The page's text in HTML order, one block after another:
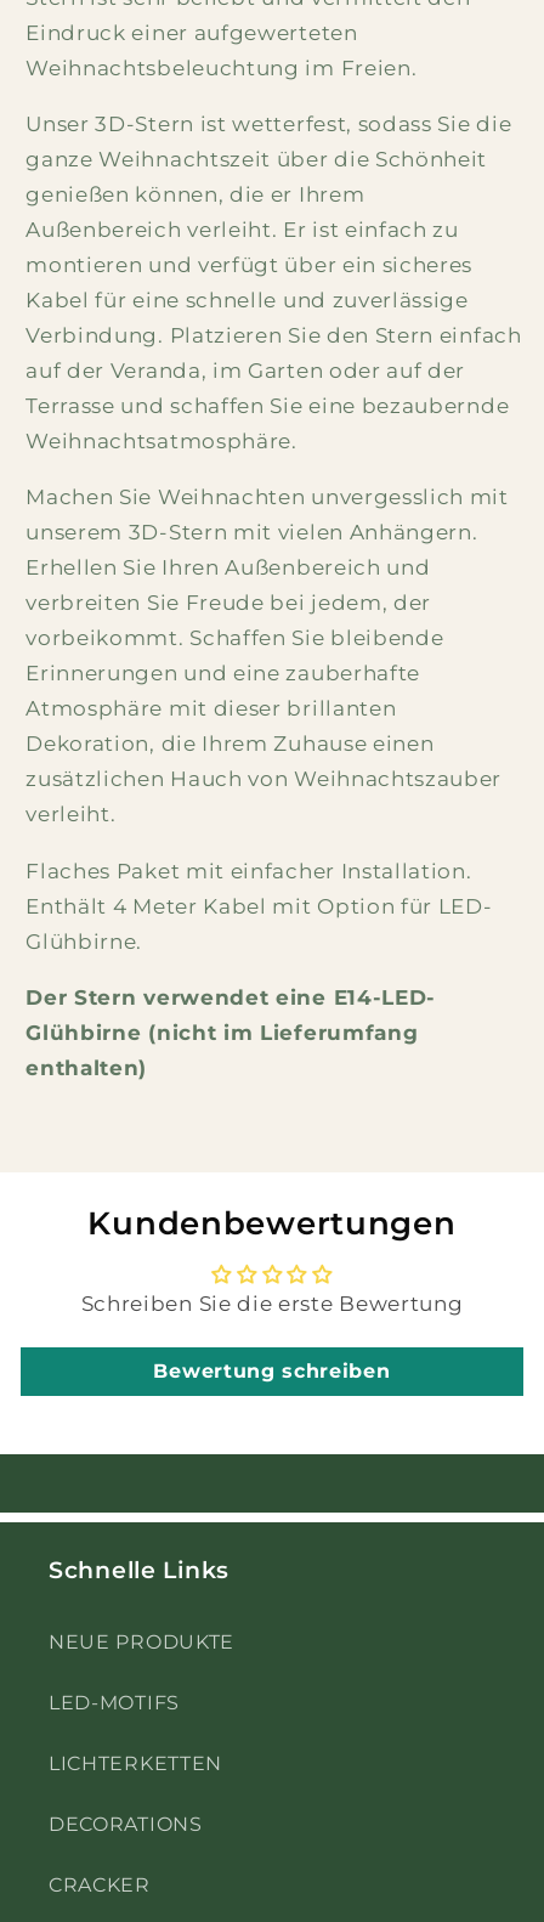
Eindruck einer aufgewerteten
Weihnachtsbeleuchtung im Freien.
Unser 3D-Stern ist wetterfest, sodass Sie die
ganze Weihnachtszeit über die Schönheit
genießen können, die er Ihrem
Außenbereich verleiht. Er ist einfach zu
montieren und verfügt über ein sicheres
Kabel für eine schnelle und zuverlässige
Verbindung. Platzieren Sie den Stern einfach
auf der Veranda, im Garten oder auf der
Terrasse und schaffen Sie eine bezaubernde
Weihnachtsatmosphäre.
Machen Sie Weihnachten unvergesslich mit
unserem 3D-Stern mit vielen Anhängern.
Erhellen Sie Ihren Außenbereich und
verbreiten Sie Freude bei jedem, der
vorbeikommt. Schaffen Sie bleibende
Erinnerungen und eine zauberhafte
Atmosphäre mit dieser brillanten
Dekoration, die Ihrem Zuhause einen
zusätzlichen Hauch von Weihnachtszauber
verleiht.
Flaches Paket mit einfacher Installation.
Enthält 4 Meter Kabel mit Option für LED-
Glühbirne.
Der Stern verwendet eine E14-LED-
Glühbirne (nicht im Lieferumfang
enthalten)
Kundenbewertungen
Schreiben Sie die erste Bewertung
Bewertung schreiben
Schnelle Links
NEUE PRODUKTE
LED-MOTIFS
LICHTERKETTEN
DECORATIONS
CRACKER